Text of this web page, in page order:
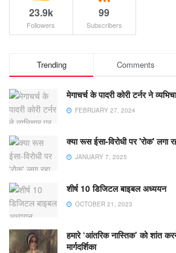
23.9k
Followers
99
Subscribers
Trending Comments
मेगाचर्च के पादरी कोरी टर्नर ने
FEBRUARY 27, 2024
क्या रूस ईसा-विरोधी पर 'रोक' लगा
JANUARY 7, 2025
शीर्ष 10 डिजिटल बाइबल अध्ययन
OCTOBER 21, 2023
हमारे ‘आंतरिक नास्तिक’ को शांत
मार्गदर्शिका